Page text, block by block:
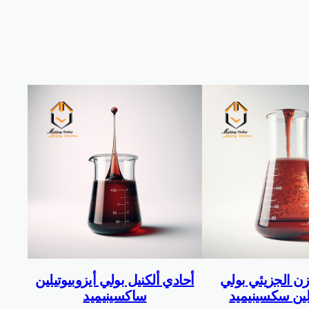
الجزيئي بولي
سكسينيميد
أحادي ألكنيل بولي أيزوبيوتيلين
ساكسينيميد